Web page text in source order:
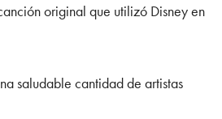
original que utilizó Disney en
saludable cantidad de artistas